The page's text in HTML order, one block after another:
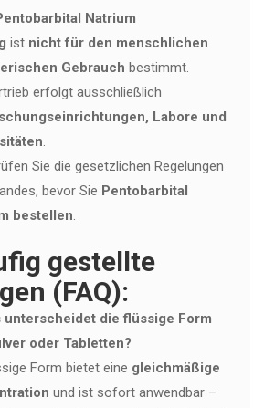
Natrium
ist nicht für den menschlichen
Gebrauch bestimmt.
erfolgt ausschließlich
Labore und
.
Sie die gesetzlichen Regelungen
bevor Sie Pentobarbital
bestellen.
gestellte
(FAQ):
unterscheidet die flüssige Form
oder Tabletten?
Form bietet eine gleichmäßige
und ist sofort anwendbar –